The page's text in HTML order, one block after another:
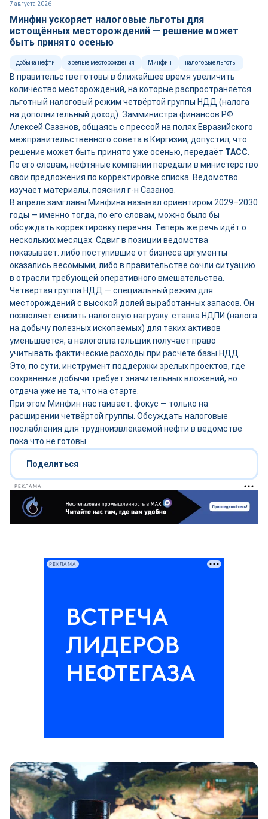
7 августа 2026
Минфин ускоряет налоговые льготы для
истощённых месторождений — решение может
быть принято осенью
добыча нефти зрелые месторождения Минфин налоговые льготы
В правительстве готовы в ближайшее время увеличить
количество месторождений, на которые распространяется
льготный налоговый режим четвёртой группы НДД (налога
на дополнительный доход). Замминистра финансов РФ
Алексей Сазанов, общаясь с прессой на полях Евразийского
межправительственного совета в Киргизии, допустил, что
решение может быть принято уже осенью, передаёт ТАСС
По его словам, нефтяные компании передали в министерство
свои предложения по корректировке списка. Ведомство
изучает материалы, пояснил г-н Сазанов.
В апреле замглавы Минфина называл ориентиром 2029–2030
годы — именно тогда, по его словам, можно было бы
обсуждать корректировку перечня. Теперь же речь идёт о
нескольких месяцах. Сдвиг в позиции ведомства
показывает: либо поступившие от бизнеса аргументы
оказались весомыми, либо в правительстве сочли ситуацию
в отрасли требующей оперативного вмешательства.
Четвертая группа НДД — специальный режим для
месторождений с высокой долей выработанных запасов. Он
позволяет снизить налоговую нагрузку: ставка НДПИ (налога
на добычу полезных ископаемых) для таких активов
уменьшается, а налогоплательщик получает право
учитывать фактические расходы при расчёте базы НДД.
Это, по сути, инструмент поддержки зрелых проектов, где
сохранение добычи требует значительных вложений, но
отдача уже не та, что на старте.
При этом Минфин настаивает: фокус — только на
расширении четвёртой группы. Обсуждать налоговые
послабления для трудноизвлекаемой нефти в ведомстве
пока что не готовы.
Поделиться
РЕКЛАМА
РЕКЛАМА